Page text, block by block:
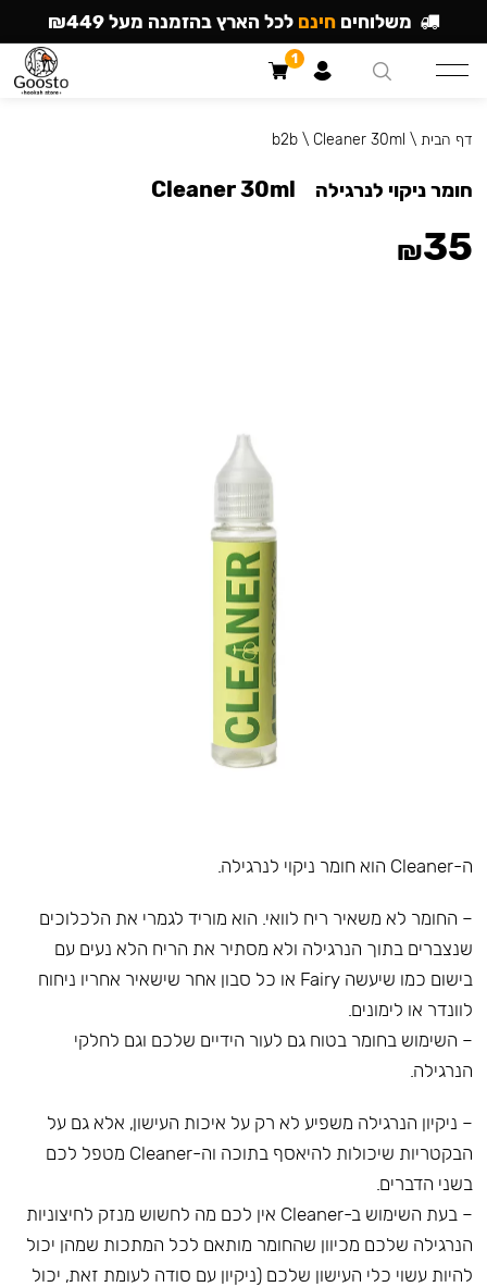
ה-Cleaner הוא חומר ניקוי לנרגילה.
– החומר לא משאיר ריח לוואי. הוא מוריד לגמרי את הלכלוכים
שנצברים בתוך הנרגילה ולא מסתיר את הריח הלא נעים עם
בישום כמו שיעשה Fairy או כל סבון אחר שישאיר אחריו ניחוח
לוונדר או לימונים.
– השימוש בחומר בטוח גם לעור הידיים שלכם וגם לחלקי
הנרגילה.
– ניקיון הנרגילה משפיע לא רק על איכות העישון, אלא גם על
הבקטריות שיכולות להיאסף בתוכה וה-Cleaner מטפל לכם
בשני הדברים.
– בעת השימוש ב-Cleaner אין לכם מה לחשוש מנזק לחיצוניות
הנרגילה שלכם מכיוון שהחומר מותאם לכל המתכות שמהן יכול
להיות עשוי כלי העישון שלכם (ניקיון עם סודה לעומת זאת, יכול
דף הבית \
b2b\ Cleaner 30ml
חומר ניקוי לנרגילה Cleaner 30ml
₪35
משלוחים חינם לכל הארץ בהזמנה מעל ₪449
1